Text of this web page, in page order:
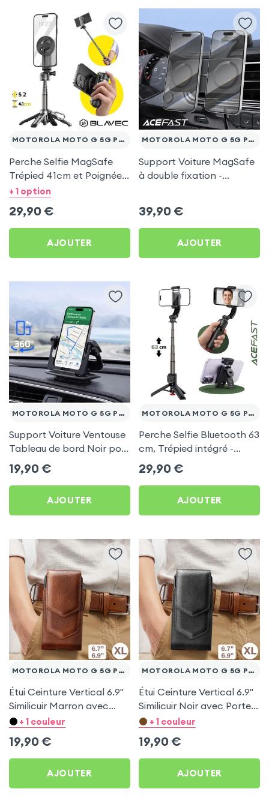
MOTOROLA MOTO G 5G PLUS
Perche Selfie MagSafe
Trépied 41cm et Poignée
Grip - Noir pour Motorola
+ 1 option
29,90 €
AJOUTER
MOTOROLA MOTO G 5G PLUS
Support Voiture MagSafe
à double fixation -
39,90 €
AJOUTER
MOTOROLA MOTO G 5G PLUS
Support Voiture Ventouse
Tableau de bord Noir pour
Motorola Moto G 5G Plus
19,90 €
AJOUTER
MOTOROLA MOTO G 5G PLUS
Perche Selfie Bluetooth 63
cm, Trépied intégré -
Acefast pour Motorola
Moto G 5G Plus
29,90 €
AJOUTER
MOTOROLA MOTO G 5G PLUS
Étui Ceinture Vertical 6.9''
Similicuir Marron avec
Porte carte pour
+ 1 couleur
19,90 €
AJOUTER
MOTOROLA MOTO G 5G PLUS
Étui Ceinture Vertical 6.9''
Similicuir Noir avec Porte
carte pour Motorola
+ 1 couleur
19,90 €
AJOUTER